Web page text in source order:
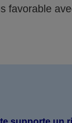
favorable